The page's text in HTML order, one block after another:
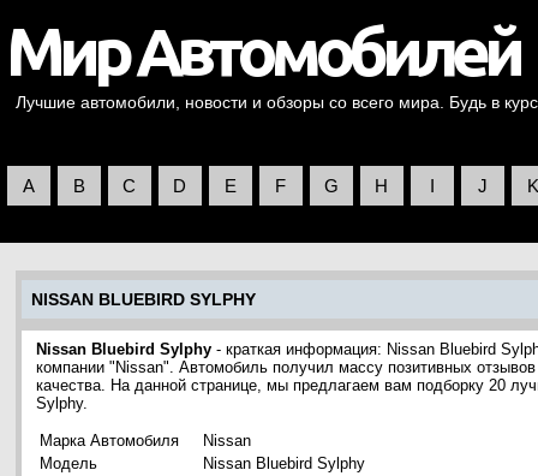
Лучшие автомобили, новости и обзоры со всего мира. Будь в
A B C D E F G H I J K
NISSAN BLUEBIRD SYLPHY
Nissan Bluebird Sylphy - краткая информация: Nissan Bluebird
компании "Nissan". Автомобиль получил массу позитивных
качества. На данной странице, мы предлагаем вам подборку 20
Sylphy.
Марка Автомобиля
Nissan
Модель
Nissan Bluebird Sylphy